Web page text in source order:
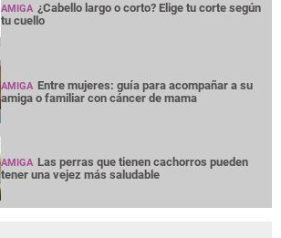
AMIGA ¿Cabello largo o corto? Elige tu corte según
tu cuello
AMIGA Entre mujeres: guía para acompañar a su
amiga o familiar con cáncer de mama
AMIGA Las perras que tienen cachorros pueden
tener una vejez más saludable